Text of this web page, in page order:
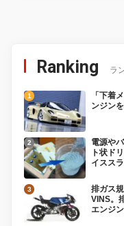
Ranking ラ
「下着
ンジン
電源や
ト状ド
イスス
排ガス
VINS。
エンジ